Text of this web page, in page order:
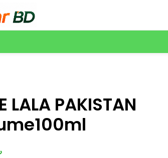
LALA PAKISTAN